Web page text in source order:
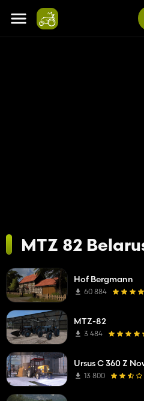
MTZ 82
Hof Bergmann
60 884
MTZ-82
3 484
Ursus C 360 Z
13 800